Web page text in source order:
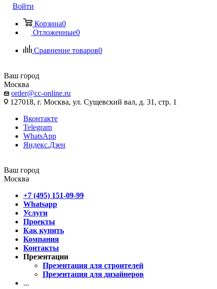
Войти
Корзина0
Отложенные0
Сравнение товаров0
Ваш город
Москва
order@cc-online.ru
127018, г. Москва, ул. Сущевский вал, д. 31, стр. 1
Вконтакте
Telegram
WhatsApp
Яндекс.Дзен
Ваш город
Москва
+7 (495) 151-09-99
Whatsapp
Услуги
Проекты
Как купить
Компания
Контакты
Презентации
Презентация для строителей
Презентация для дизайнеров
...